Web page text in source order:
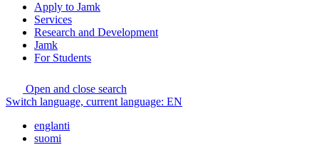
Apply to Jamk
Services
Research and Development
Jamk
For Students
Open and close search
Switch language, current language: EN
englanti
suomi